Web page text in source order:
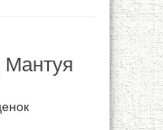
Мантуя